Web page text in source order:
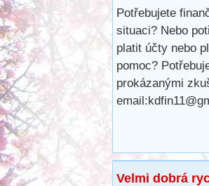
Potřebujete
situaci? Nebo
platit účty nebo
pomoc?
prokázanými
Velmi dobrá